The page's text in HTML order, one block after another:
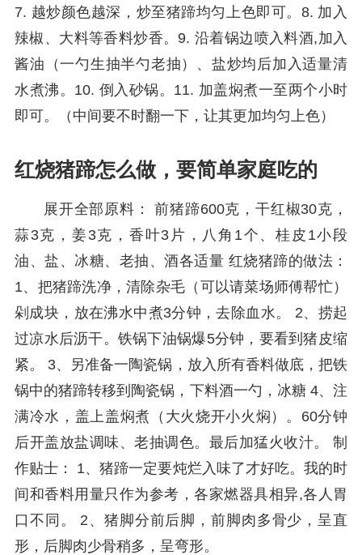
7. 越炒颜色越深，炒至猪蹄均匀上色即可。8. 加入
辣椒、大料等香料炒香。9. 沿着锅边喷入料酒,加入
酱油（一勺生抽半勺老抽）、盐炒均后加入适量清
水煮沸。10. 倒入砂锅。11. 加盖焖煮一至两个小时
即可。（中间要不时翻一下，让其更加均匀上色）
红烧猪蹄怎么做，要简单家庭吃的
展开全部原料： 前猪蹄600克，干红椒30克，
蒜3克，姜3克，香叶3片，八角1个、桂皮1小段
油、盐、冰糖、老抽、酒各适量 红烧猪蹄的做法：
1、把猪蹄洗净，清除杂毛（可以请菜场师傅帮忙）
剁成块，放在沸水中煮3分钟，去除血水。 2、捞起
过凉水后沥干。铁锅下油锅爆5分钟，要看到猪皮缩
紧。 3、另准备一陶瓷锅，放入所有香料做底，把铁
锅中的猪蹄转移到陶瓷锅，下料酒一勺，冰糖 4、注
满冷水，盖上盖焖煮（大火烧开小火焖）。60分钟
后开盖放盐调味、老抽调色。最后加猛火收汁。 制
作贴士： 1、猪蹄一定要炖烂入味了才好吃。我的时
间和香料用量只作为参考，各家燃器具相异,各人胃
口不同。 2、猪脚分前后脚，前脚肉多骨少，呈直
形，后脚肉少骨稍多，呈弯形。